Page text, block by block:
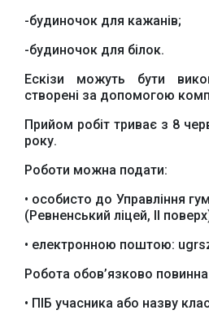
-будиночок для кажанів;
-будиночок для білок.
Ескізи можуть бути
створені за допомогою
Прийом робіт триває з 8
року.
Роботи можна подати:
• особисто до Управління
(Ревненський ліцей, ІІ
• електронною поштою:
Робота обов’язково повинна
• ПІБ учасника або назву
Офіційний веб-сайт
Верховної Ради